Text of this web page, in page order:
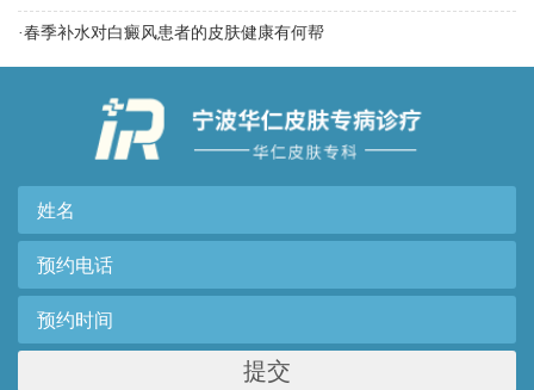
·春季补水对白癜风患者的皮肤健康有何帮
提交